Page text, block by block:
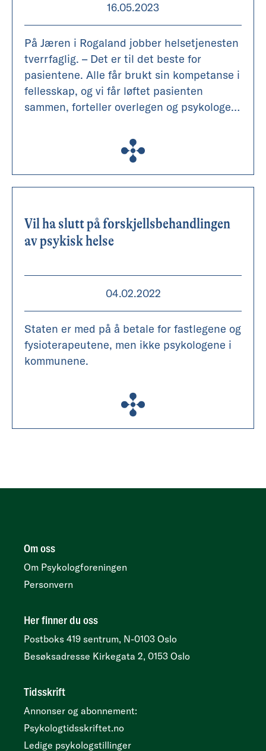
16.05.2023
På Jæren i Rogaland jobber helsetjenesten
tverrfaglig. – Det er til det beste for
pasientene. Alle får brukt sin kompetanse i
fellesskap, og vi får løftet pasienten
sammen, forteller overlegen og psykologen
Vil ha slutt på forskjellsbehandlingen
av psykisk helse
04.02.2022
Staten er med på å betale for fastlegene og
fysioterapeutene, men ikke psykologene i
kommunene.
Om oss
Om Psykologforeningen
Personvern
Her finner du oss
Postboks 419 sentrum, N-0103 Oslo
Besøksadresse Kirkegata 2, 0153 Oslo
Tidsskrift
Annonser og abonnement:
Psykologtidsskriftet.no
Ledige psykologstillinger